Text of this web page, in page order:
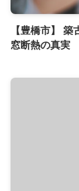
【豊橋市】
窓断熱の真実